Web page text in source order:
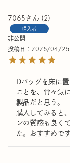
7065 2
購入者
非公開
投稿日
2026/04/25
Dバッグを床に
ことを、常々気
製品だと思う。
購入してみると
ンの質感も良く
た。おすすめです